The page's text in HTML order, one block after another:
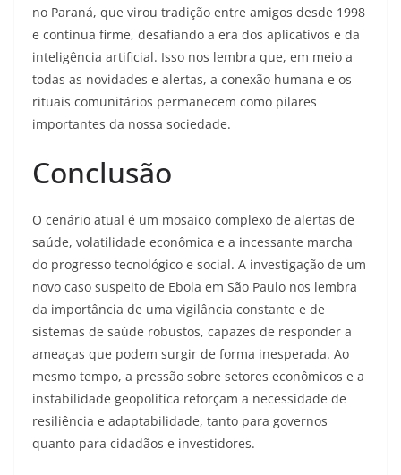
no Paraná, que virou tradição entre amigos desde 1998
e continua firme, desafiando a era dos aplicativos e da
inteligência artificial. Isso nos lembra que, em meio a
todas as novidades e alertas, a conexão humana e os
rituais comunitários permanecem como pilares
importantes da nossa sociedade.
Conclusão
O cenário atual é um mosaico complexo de alertas de
saúde, volatilidade econômica e a incessante marcha
do progresso tecnológico e social. A investigação de um
novo caso suspeito de Ebola em São Paulo nos lembra
da importância de uma vigilância constante e de
sistemas de saúde robustos, capazes de responder a
ameaças que podem surgir de forma inesperada. Ao
mesmo tempo, a pressão sobre setores econômicos e a
instabilidade geopolítica reforçam a necessidade de
resiliência e adaptabilidade, tanto para governos
quanto para cidadãos e investidores.